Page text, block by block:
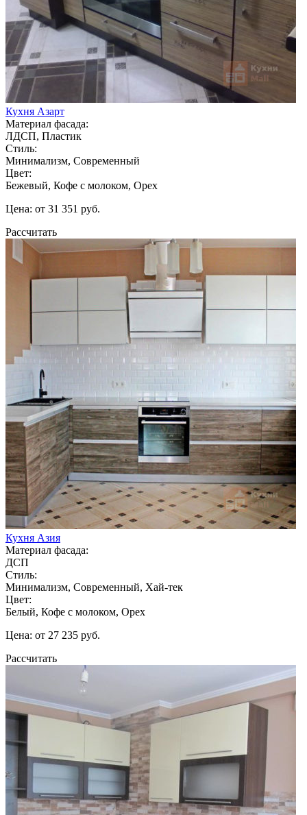
Кухня Азарт
Материал фасада:
ЛДСП, Пластик
Стиль:
Минимализм, Современный
Цвет:
Бежевый, Кофе с молоком, Орех
Цена: от 31 351 руб.
Рассчитать
Кухня Азия
Материал фасада:
ДСП
Стиль:
Минимализм, Современный, Хай-тек
Цвет:
Белый, Кофе с молоком, Орех
Цена: от 27 235 руб.
Рассчитать